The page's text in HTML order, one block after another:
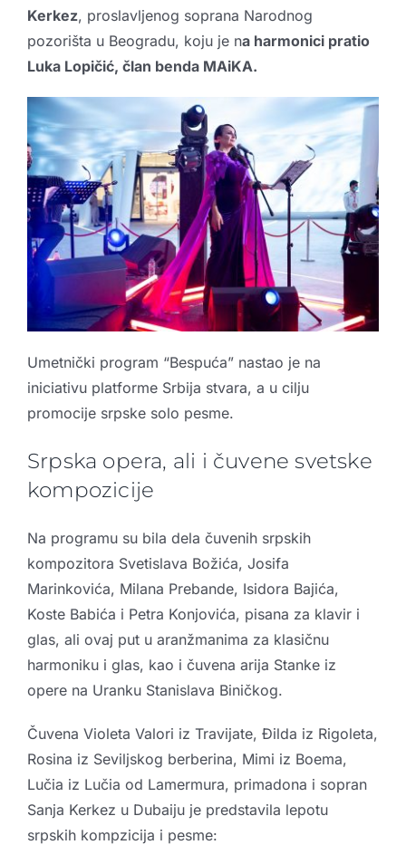
Kerkez, proslavljenog soprana Narodnog
pozorišta u Beogradu, koju je na harmonici pratio
Luka Lopičić, član benda MAiKA.
Umetnički program “Bespuća” nastao je na
iniciativu platforme Srbija stvara, a u cilju
promocije srpske solo pesme.
Srpska opera, ali i čuvene svetske
kompozicije
Na programu su bila dela čuvenih srpskih
kompozitora Svetislava Božića, Josifa
Marinkovića, Milana Prebande, Isidora Bajića,
Koste Babića i Petra Konjovića, pisana za klavir i
glas, ali ovaj put u aranžmanima za klasičnu
harmoniku i glas, kao i čuvena arija Stanke iz
opere na Uranku Stanislava Biničkog.
Čuvena Violeta Valori iz Travijate, Đilda iz Rigoleta,
Rosina iz Seviljskog berberina, Mimi iz Boema,
Lučia iz Lučia od Lamermura, primadona i sopran
Sanja Kerkez u Dubaiju je predstavila lepotu
srpskih kompzicija i pesme: